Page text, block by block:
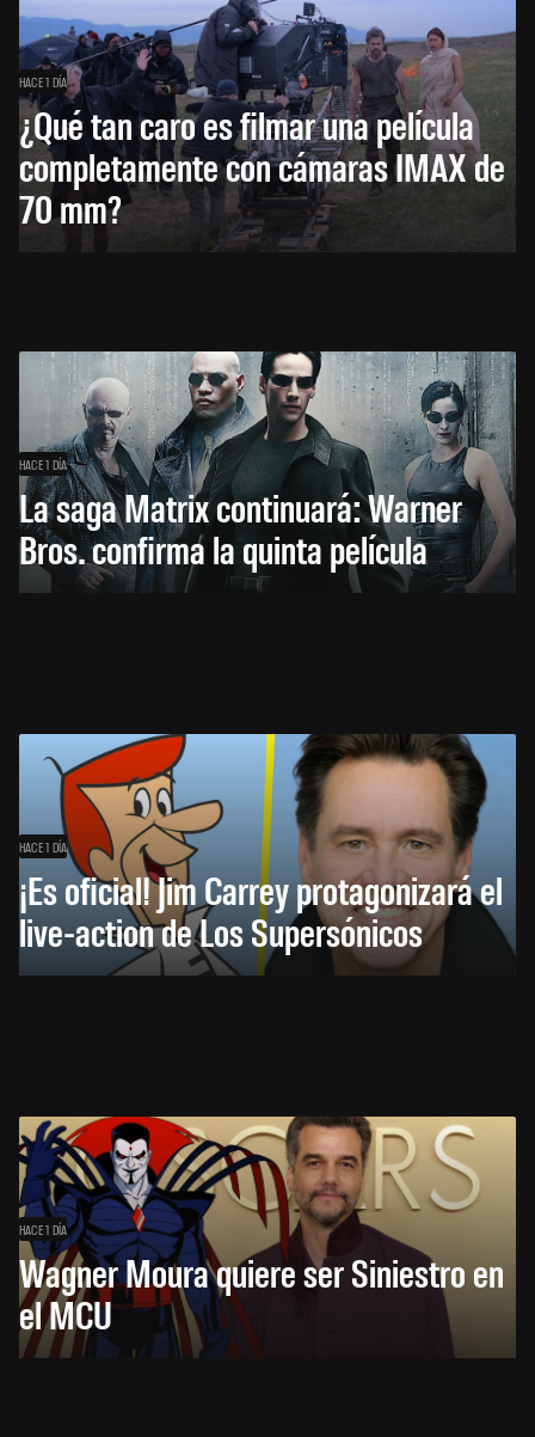
HACE 1 DÍA
¿Qué tan caro es filmar una película
completamente con cámaras IMAX de
70 mm?
HACE 1 DÍA
La saga Matrix continuará: Warner
Bros. confirma la quinta película
HACE 1 DÍA
¡Es oficial! Jim Carrey protagonizará el
live-action de Los Supersónicos
HACE 1 DÍA
Wagner Moura quiere ser Siniestro en
el MCU